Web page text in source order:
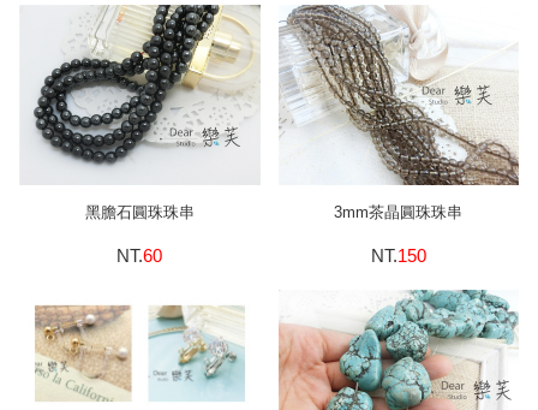
黑膽石圓珠珠串
NT.60
3mm茶晶圓珠珠串
NT.150